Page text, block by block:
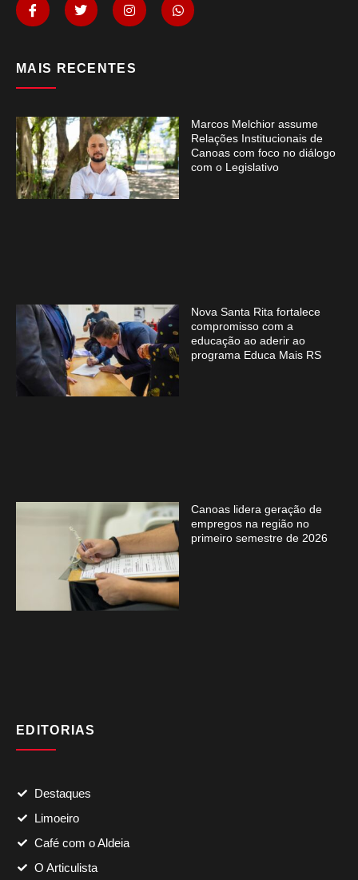
MAIS RECENTES
Marcos Melchior assume
Relações Institucionais de
Canoas com foco no diálogo
com o Legislativo
Nova Santa Rita fortalece
compromisso com a
educação ao aderir ao
programa Educa Mais RS
Canoas lidera geração de
empregos na região no
primeiro semestre de 2026
EDITORIAS
Destaques
Limoeiro
Café com o Aldeia
O Articulista